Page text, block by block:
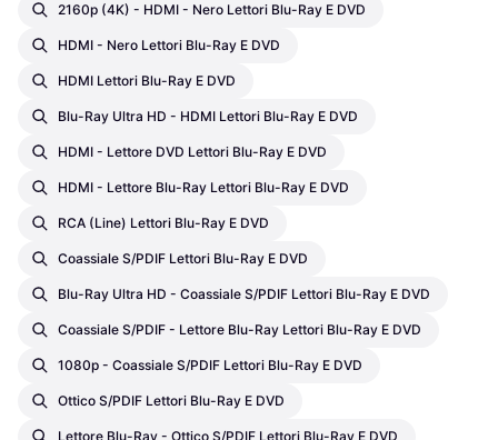
2160p (4K) - HDMI - Nero Lettori Blu-Ray E DVD
HDMI - Nero Lettori Blu-Ray E DVD
HDMI Lettori Blu-Ray E DVD
Blu-Ray Ultra HD - HDMI Lettori Blu-Ray E DVD
HDMI - Lettore DVD Lettori Blu-Ray E DVD
HDMI - Lettore Blu-Ray Lettori Blu-Ray E DVD
RCA (Line) Lettori Blu-Ray E DVD
Coassiale S/PDIF Lettori Blu-Ray E DVD
Blu-Ray Ultra HD - Coassiale S/PDIF Lettori Blu-Ray E DVD
Coassiale S/PDIF - Lettore Blu-Ray Lettori Blu-Ray E DVD
1080p - Coassiale S/PDIF Lettori Blu-Ray E DVD
Ottico S/PDIF Lettori Blu-Ray E DVD
Lettore Blu-Ray - Ottico S/PDIF Lettori Blu-Ray E DVD